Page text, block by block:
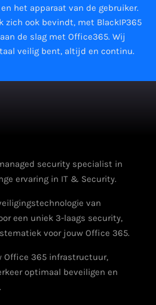
het apparaat van de gebruiker.
zich ook bevindt, met BlackIP365
de slag met Office365. Wij
veilig bent, altijd en continu.
security specialist in
ervaring in IT & Security.
van
een uniek 3-laags security,
voor jouw Office 365.
Office 365 infrastructuur,
optimaal beveiligen en